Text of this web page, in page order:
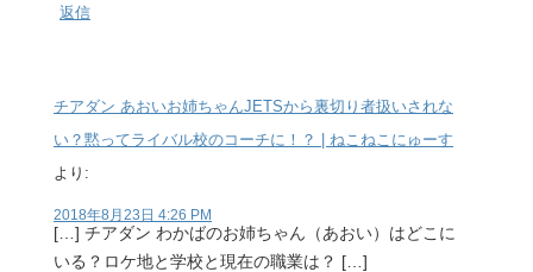
返信
チアダン あおいお姉ちゃんJETSから裏切り者扱いされな
い？黙ってライバル校のコーチに！？ | ねこねこにゅーす
より:
2018年8月23日 4:26 PM
[…] チアダン わかばのお姉ちゃん（あおい）はどこに
いる？ロケ地と学校と現在の職業は？ […]